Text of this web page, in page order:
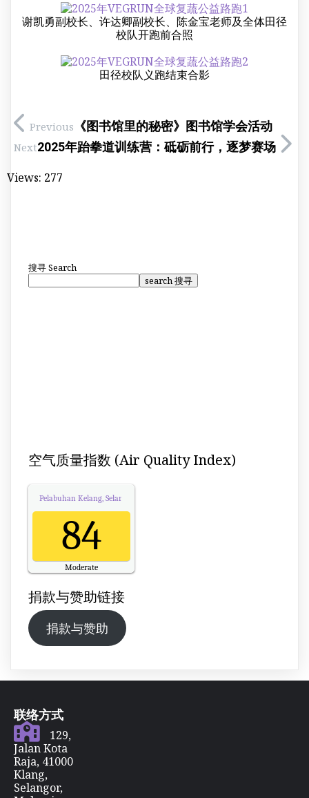
谢凯勇副校长、许达卿副校长、陈金宝老师及全体田径
校队开跑前合照
田径校队义跑结束合影
Previous 《图书馆里的秘密》图书馆学会活动
Next2025年跆拳道训练营：砥砺前行，逐梦赛场
Views: 277
搜寻Search
search 搜寻
空气质量指数 (Air Quality Index)
Pelabuhan Kelang, Selangor
84
Moderate
Updated on Sunday 22:00
捐款与赞助链接
捐款与赞助
联络方式
129,
Jalan Kota
Raja, 41000
Klang,
Selangor,